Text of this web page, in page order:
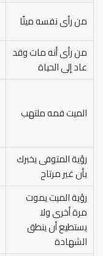
من رأى نفسه ميتًا
من رأى أنه مات وقد
عاد إلى الحياة
الميت فمه ملتهب
رؤية المتوفى يخبرك
بأن غير مرتاح
رؤية الميت يموت
مرة أخرى ولا
يستطيع أن ينطق
الشهادة